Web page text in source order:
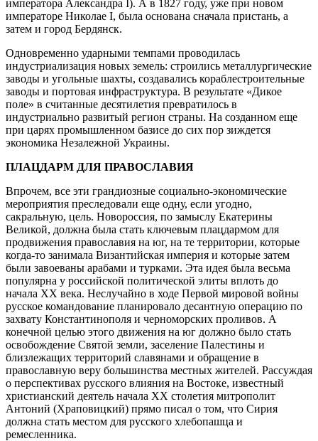
императора Александра I). А в 1827 году, уже при новом
императоре Николае I, была основана сначала пристань, а
затем и город Бердянск.
Одновременно ударными темпами проводилась
индустриализация новых земель: строились металлургические
заводы и угольные шахты, создавались кораблестроительные
заводы и портовая инфраструктура. В результате «Дикое
поле» в считанные десятилетия превратилось в
индустриально развитый регион страны. На созданном еще
при царях промышленном базисе до сих пор зиждется
экономика Незалежной Украины.
ПЛАЦДАРМ ДЛЯ ПРАВОСЛАВИЯ
Впрочем, все эти грандиозные социально-экономические
мероприятия преследовали еще одну, если угодно,
сакральную, цель. Новороссия, по замыслу Екатерины
Великой, должна была стать ключевым плацдармом для
продвижения православия на юг, на те территории, которые
когда-то занимала Византийская империя и которые затем
были завоеваны арабами и турками. Эта идея была весьма
популярна у российской политической элиты вплоть до
начала XX века. Неслучайно в ходе Первой мировой войны
русское командование планировало десантную операцию по
захвату Константинополя и черноморских проливов. А
конечной целью этого движения на юг должно было стать
освобождение Святой земли, заселение Палестины и
близлежащих территорий славянами и обращение в
православную веру большинства местных жителей. Рассуждая
о перспективах русского влияния на Востоке, известный
христианский деятель начала XX столетия митрополит
Антоний (Храповицкий) прямо писал о том, что Сирия
должна стать местом для русского хлебопашца и
ремесленника.